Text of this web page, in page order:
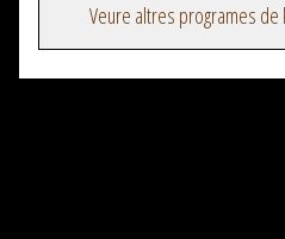
Veure altres programes de